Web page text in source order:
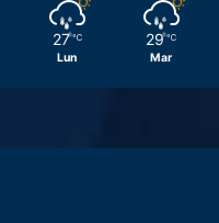
27 ℃
Lun
29 ℃
Mar